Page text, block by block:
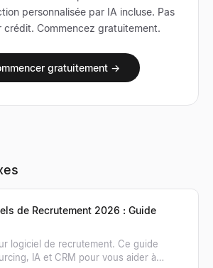
personnalisée par IA incluse. Pas
crédit. Commencez gratuitement.
gratuitement →
de Recrutement 2026 : Guide
logiciel de recrutement. Ce guide
IA et CRM pour vous aider à